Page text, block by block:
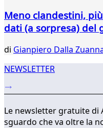
Meno clandestini,
dati (a sorpresa) del
di Gianpiero Dalla
NEWSLETTER
Le newsletter gratuite di
sguardo che va oltre la